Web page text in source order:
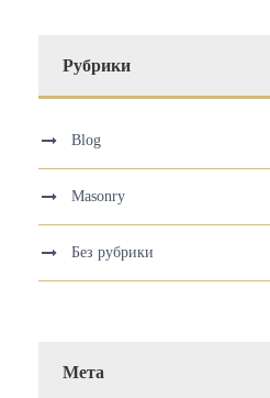
Рубрики
Blog
Masonry
Без рубрики
Мета